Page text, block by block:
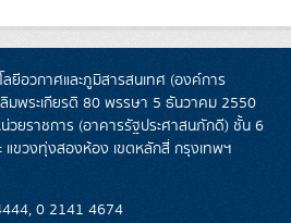
ยีอวกาศและภูมิสารสนเทศ (องค์การ
มพระเกียรติ 80 พรรษา 5 ธันวาคม 2550
วยราชการ (อาคารรัฐประศาสนภักดี) ชั้น 6
แขวงทุ่งสองห้อง เขตหลักสี่ กรุงเทพฯ
0 2141 4674